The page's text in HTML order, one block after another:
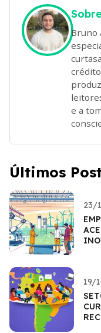
Bruno
e a
Últimos
23/
19/